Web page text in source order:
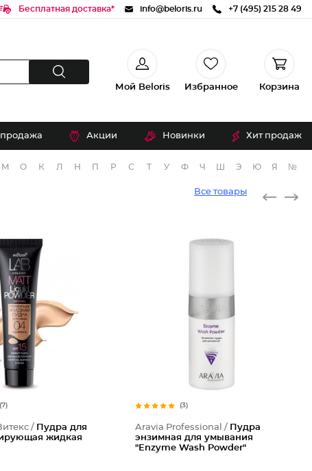
Бесплатная доставка* info@beloris.ru +7 (495) 215 28 49
Мой Beloris Избранное Корзина
Акции Новинки Хит продаж
М О К Л Н П Р С Т У Ф Ч Э Ю Я №
Все товары
(7)
/ Пудра для
жидкая
(3)
Aravia Professional / Пудра
энзимная для умывания
"Enzyme Wash Powder"